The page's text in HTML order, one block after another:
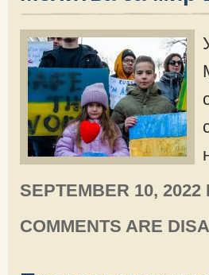
SEPTEMBER 10, 2022
COMMENTS ARE